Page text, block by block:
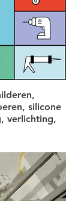
silicone
verlichting,